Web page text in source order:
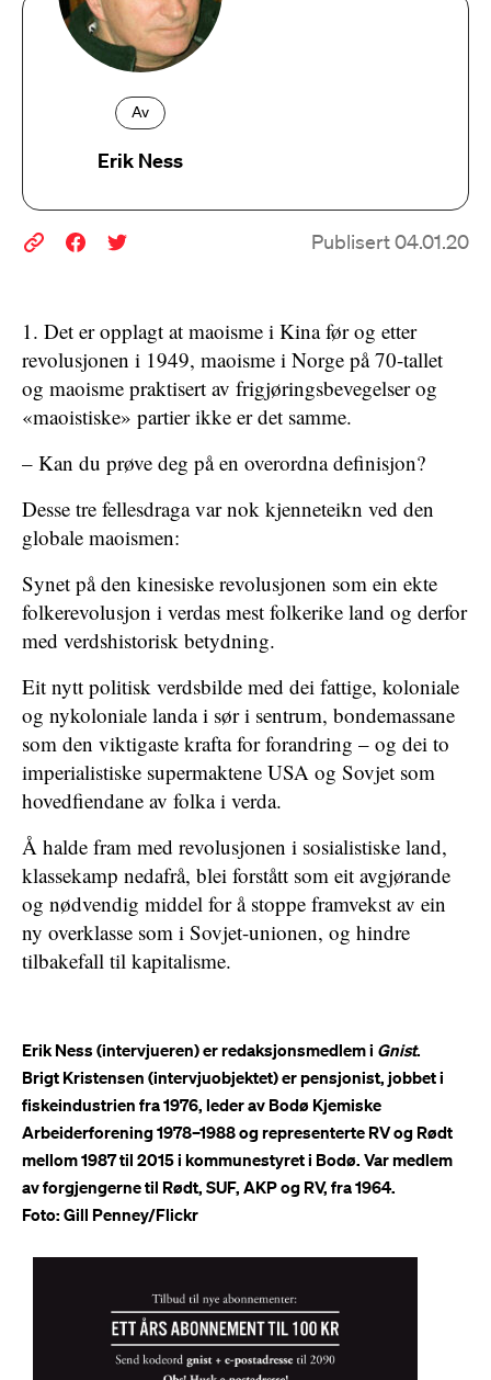
Av
Erik Ness
Publisert 04.01.20
1. Det er opplagt at maoisme i Kina før og etter
revolusjonen i 1949, maoisme i Norge på 70-tallet
og maoisme praktisert av frigjøringsbevegelser og
«maoistiske» partier ikke er det samme.
– Kan du prøve deg på en overordna definisjon?
Desse tre fellesdraga var nok kjenneteikn ved den
globale maoismen:
Synet på den kinesiske revolusjonen som ein ekte
folkerevolusjon i verdas mest folkerike land og derfor
med verdshistorisk betydning.
Eit nytt politisk verdsbilde med dei fattige, koloniale
og nykoloniale landa i sør i sentrum, bondemassane
som den viktigaste krafta for forandring – og dei to
imperialistiske supermaktene USA og Sovjet som
hovedfiendane av folka i verda.
Å halde fram med revolusjonen i sosialistiske land,
klassekamp nedafrå, blei forstått som eit avgjørande
og nødvendig middel for å stoppe framvekst av ein
ny overklasse som i Sovjet-unionen, og hindre
tilbakefall til ­kapitalisme.
Erik Ness (intervjueren) er redaksjonsmedlem i Gnist.
Brigt Kristensen (intervjuobjektet) er pensjonist, jobbet i
fiskeindustrien fra 1976, leder av Bodø Kjemiske
Arbeiderforening 1978–1988 og representerte RV og Rødt
mellom 1987 til 2015 i kommunestyret i Bodø. Var medlem
av forgjengerne til Rødt, SUF, AKP og RV, fra 1964.
Foto: Gill Penney/Flickr